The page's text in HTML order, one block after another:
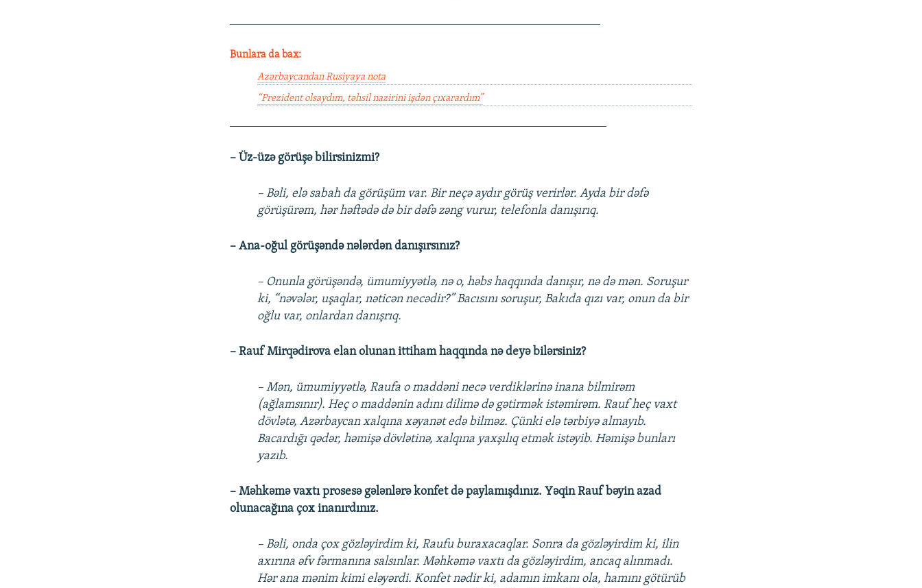
Bunlara da bax:
Azərbaycandan Rusiyaya nota
“Prezident olsaydım, təhsil nazirini işdən çıxarardım”
– Üz-üzə görüşə bilirsinizmi?
– Bəli, elə sabah da görüşüm var. Bir neçə aydır görüş verirlər. Ayda bir dəfə
görüşürəm, hər həftədə də bir dəfə zəng vurur, telefonla danışırıq.
– Ana-oğul görüşəndə nələrdən danışırsınız?
– Onunla görüşəndə, ümumiyyətlə, nə o, həbs haqqında danışır, nə də mən. Soruşur
ki, “nəvələr, uşaqlar, nəticən necədir?” Bacısını soruşur, Bakıda qızı var, onun da bir
oğlu var, onlardan danışrıq.
– Rauf Mirqədirova elan olunan ittiham haqqında nə deyə bilərsiniz?
– Mən, ümumiyyətlə, Raufa o maddəni necə verdiklərinə inana bilmirəm
(ağlamsınır). Heç o maddənin adını dilimə də gətirmək istəmirəm. Rauf heç vaxt
dövlətə, Azərbaycan xalqına xəyanət edə bilməz. Çünki elə tərbiyə almayıb.
Bacardığı qədər, həmişə dövlətinə, xalqına yaxşılıq etmək istəyib. Həmişə bunları
yazıb.
– Məhkəmə vaxtı prosesə gələnlərə konfet də paylamışdınız. Yəqin Rauf bəyin azad
olunacağına çox inanırdınız.
– Bəli, onda çox gözləyirdim ki, Raufu buraxacaqlar. Sonra da gözləyirdim ki, ilin
axırına əfv fərmanına salsınlar. Məhkəmə vaxtı da gözləyirdim, ancaq alınmadı.
Hər ana mənim kimi eləyərdi. Konfet nədir ki, adamın imkanı ola, hamını götürüb